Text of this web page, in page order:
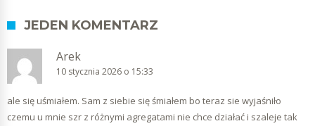
JEDEN KOMENTARZ
Arek
10 stycznia 2026 o 15:33
ale się uśmiałem. Sam z siebie się śmiałem bo teraz sie wyjaśniło
czemu u mnie szr z różnymi agregatami nie chce działać i szaleje tak